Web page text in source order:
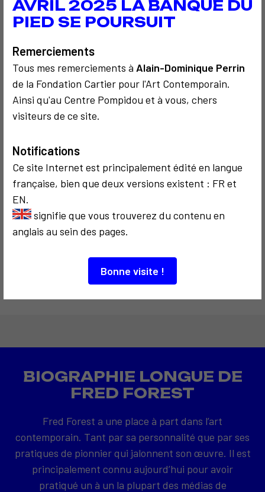
AVRIL 2025 LA BANQUE DU
PIED SE POURSUIT
Remerciements
Tous mes remerciements à Alain-Dominique Perrin
de la Fondation Cartier pour l'Art Contemporain.
Ainsi qu'au Centre Pompidou et à vous, chers
visiteurs de ce site.
Notifications
Ce site Internet est principalement édité en langue
française, bien que deux versions existent : FR et
EN.
signifie que vous trouverez du contenu en
anglais au sein des pages.
Bonne visite !
COMMUNICATION
2017
Art interview
COMMUNICATION
2008
BIOGRAPHIE LONGUE DE
FRED FOREST
Fred Forest a une place à part dans l’art
contemporain. Tant par sa personnalité que par ses
pratiques de pionnier qui jalonnent son œuvre. Il est
principalement connu aujourd’hui pour avoir
pratiqué un à un la plupart des médias de